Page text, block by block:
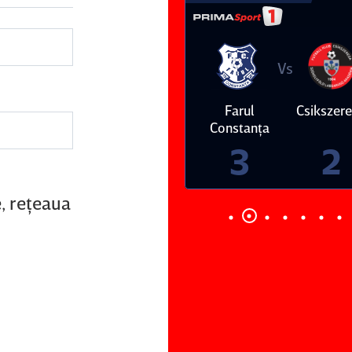
reţeaua
Farul
3
Vs
Dinamo
4
Vs
FC
0